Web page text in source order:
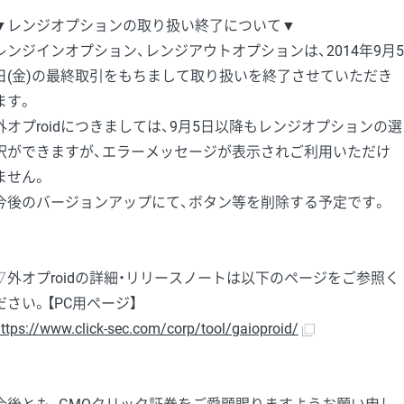
ンジオプションの取り扱い終了について▼
ンジインオプション、レンジアウトオプションは、2014年9月5
(金)の最終取引をもちまして取り扱いを終了させていただき
す。
オプroidにつきましては、9月5日以降もレンジオプションの選
ができますが、エラーメッセージが表示されご利用いただけ
せん。
後のバージョンアップにて、ボタン等を削除する予定です。
オプroidの詳細・リリースノートは以下のページをご参照く
さい。【PC用ページ】
www.click-sec.com/corp/tool/gaioproid/